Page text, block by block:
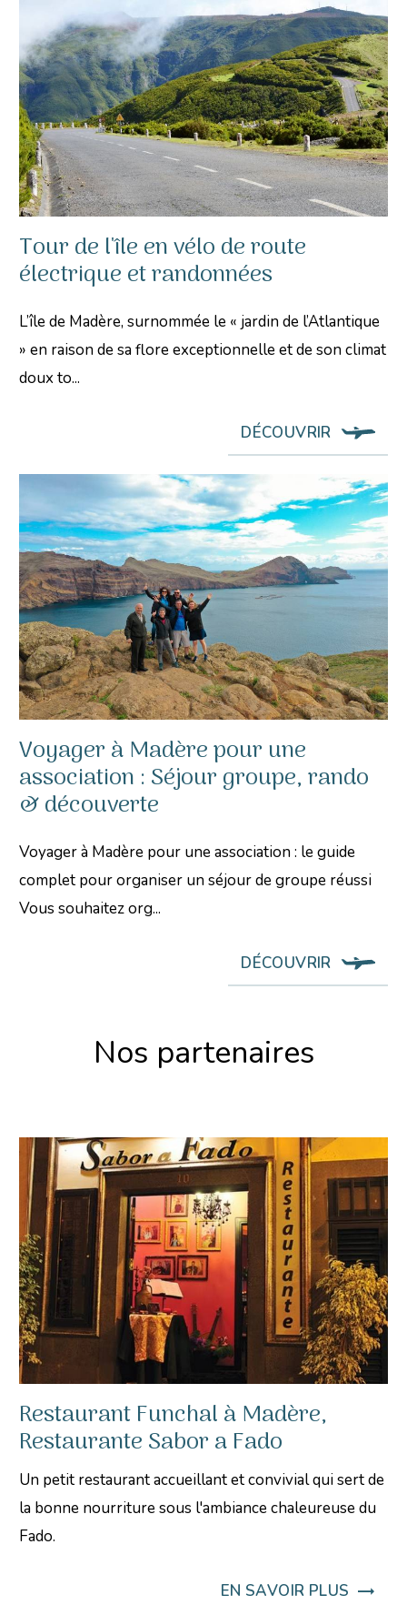
Tour de l'île en vélo de route
électrique et randonnées
L’île de Madère, surnommée le « jardin de l’Atlantique
» en raison de sa flore exceptionnelle et de son climat
doux to...
DÉCOUVRIR
Voyager à Madère pour une
association : Séjour groupe, rando
& découverte
Voyager à Madère pour une association : le guide
complet pour organiser un séjour de groupe réussi
Vous souhaitez org...
DÉCOUVRIR
Nos partenaires
Restaurant Funchal à Madère,
Restaurante Sabor a Fado
Un petit restaurant accueillant et convivial qui sert de
la bonne nourriture sous l'ambiance chaleureuse du
Fado.
EN SAVOIR PLUS